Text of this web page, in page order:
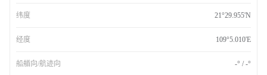
纬度 21°29.955'N
经度 109°5.010'E
船艏向/航迹向 -° / -°